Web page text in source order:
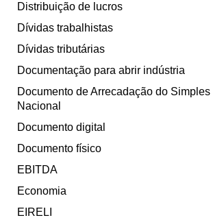
Distribuição de lucros
Dívidas trabalhistas
Dívidas tributárias
Documentação para abrir indústria
Documento de Arrecadação do Simples
Nacional
Documento digital
Documento físico
EBITDA
Economia
EIRELI